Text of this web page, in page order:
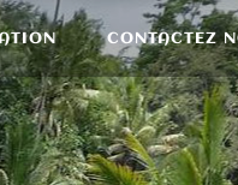
CONTACTEZ